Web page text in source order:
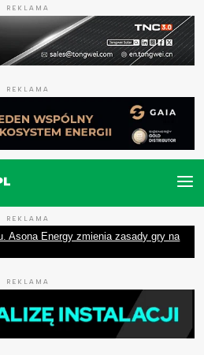
REKLAMA
REKLAMA
REKLAMA
Asona Energy zmienia zasady gry na
REKLAMA